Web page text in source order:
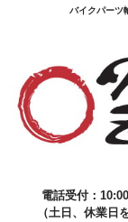
バイクパーツ
電話受付：
（土日、休業日